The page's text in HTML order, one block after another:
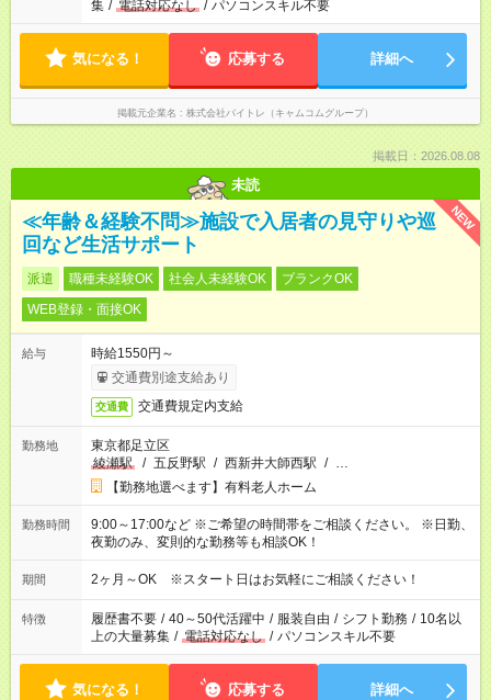
集 / 電話対応なし / パソコンスキル不要
気になる！ 応募する 詳細へ
掲載元企業名 株式会社バイトレ（キャムコムグループ）
掲載日：2026.08.08
未読
NEW
≪年齢＆経験不問≫施設で入居者の見守りや巡
回など生活サポート
派遣 職種未経験OK 社会人未経験OK
ブランクOK
WEB登録・面接OK
給与
時給1550円～
交通費別途支給あり
交通費 交通費規定内支給
勤務地
東京都足立区
綾瀬駅
/ 五反野駅 / 西新井大師西駅 / …
【勤務地選べます】有料老人ホーム
勤務時間
9:00～17:00など ※ご希望の時間帯をご相談ください。 ※日勤、
夜勤のみ、変則的な勤務等も相談OK！
期間 2ヶ月～OK ※スタート日はお気軽にご相談ください！
特徴 履歴書不要 / 40～50代活躍中 / 服装自由 / シフト勤務 / 10名以
上の大量募集 / 電話対応なし / パソコンスキル不要
気になる！ 応募する 詳細へ